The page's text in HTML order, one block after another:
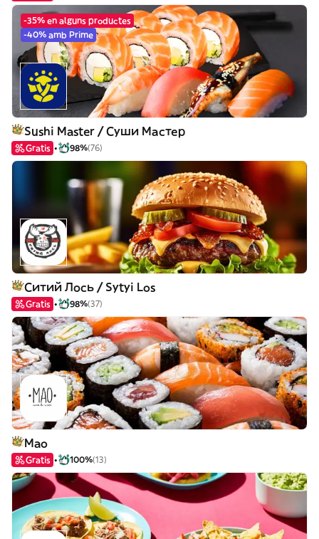
-35% en alguns productes
-40% amb Prime
Sushi Master / Суши Мастер
Gratis 98%(76)
Ситий Лось / Sytyi Los
Gratis 98%(37)
Mao
Gratis 100%(13)